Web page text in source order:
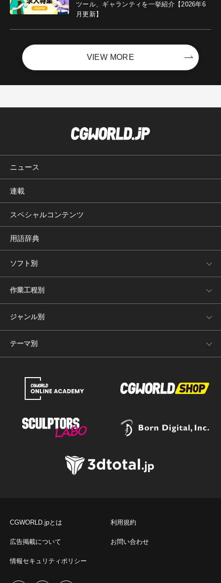
ツール、ギャランティを一挙紹介【2026年6
月更新】
VIEW MORE
ニュース
連載
スペシャルコンテンツ
用語辞典
ソフト別
作業工程別
ジャンル別
テーマ別
CGWORLD.jpとは 利用規約
広告掲載について お問い合わせ
情報セキュリティポリシー